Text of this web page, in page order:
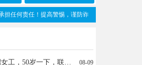
何责任！提高警惕，谨防诈骗！做推广、做信息置
邢台二中北校区食堂招女工，50岁一下，联系电话15175969630， 08-09